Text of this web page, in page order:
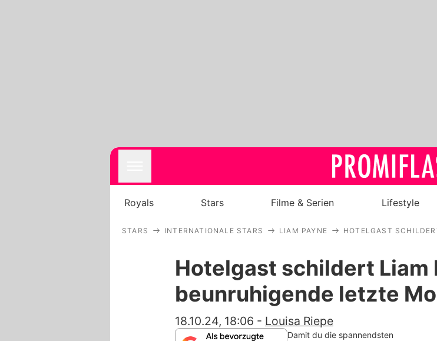
Royals
Stars
Filme & Serien
Familie & Liebe
Royals Stars Filme & Serien Lifestyle
STARS INTERNATIONALE STARS LIAM PAYNE HOTELGAST
Hotelgast schildert Liam
beunruhigende letzte
18.10.24, 18:06 - Louisa Riepe
Damit du die spannendsten